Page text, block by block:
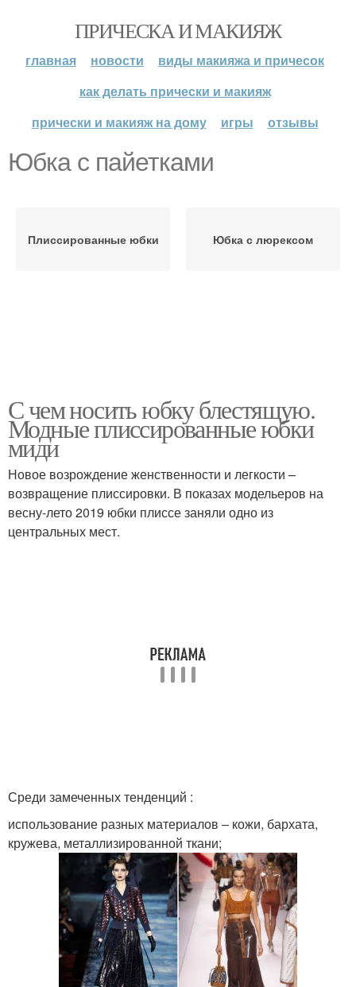
ПРИЧЕСКА И МАКИЯЖ
главная новости
виды макияжа и причесок
как делать прически и макияж
прически и макияж на дому
игры отзывы
Юбка с пайетками
Плиссированные юбки Юбка с люрексом
С чем носить юбку блестящую.
Модные плиссированные юбки
миди
Новое возрождение женственности и легкости –
возвращение плиссировки. В показах модельеров на
весну-лето 2019 юбки плиссе заняли одно из
центральных мест.
Среди замеченных тенденций :
использование разных материалов – кожи, бархата,
кружева, металлизированной ткани;